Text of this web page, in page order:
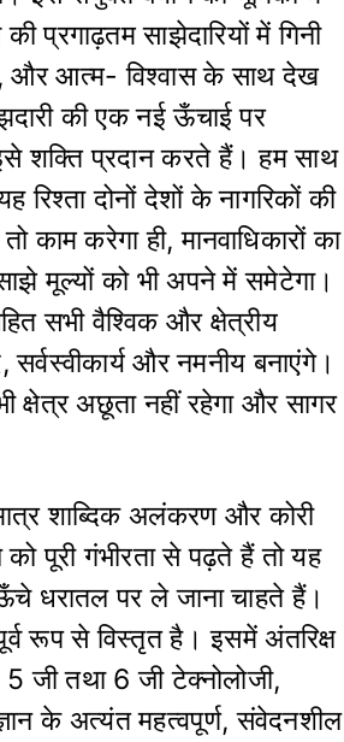
प्रगाढ़तम साझेदारियों में गिनी
और आत्म- विश्वास के साथ देख
की एक नई ऊँचाई पर
शक्ति प्रदान करते हैं। हम साथ
दोनों देशों के नागरिकों की
करेगा ही, मानवाधिकारों का
मूल्यों को भी अपने में समेटेगा।
सभी वैश्विक और क्षेत्रीय
और नमनीय बनाएंगे।
क्षेत्र अछूता नहीं रहेगा और सागर
शाब्दिक अलंकरण और कोरी
पूरी गंभीरता से पढ़ते हैं तो यह
धरातल पर ले जाना चाहते हैं।
रूप से विस्तृत है। इसमें अंतरिक्ष
जी तथा 6 जी टेक्नोलोजी,
के अत्यंत महत्वपूर्ण, संवेदनशील